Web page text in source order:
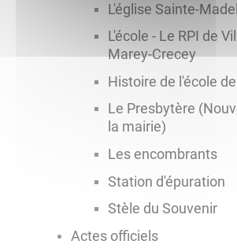
L'église Sainte-
L'école - Le RPI de
Marey-Crecey
Histoire de l'école
Le Presbytère
la mairie)
Les encombrants
Station d'épuration
Stèle du Souvenir
Actes officiels